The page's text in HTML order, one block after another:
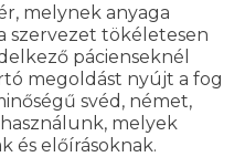
melynek anyaga
szervezet tökéletesen
pácienseknél
megoldást nyújt a fog
svéd, német,
melyek
és előírásoknak.